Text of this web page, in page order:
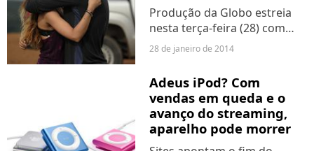
Produção da Globo estreia
nesta terça-feira (28) com
violência, drama e amor.
28 de janeiro de 2014
Adeus iPod? Com
vendas em queda e o
avanço do streaming,
aparelho pode morrer